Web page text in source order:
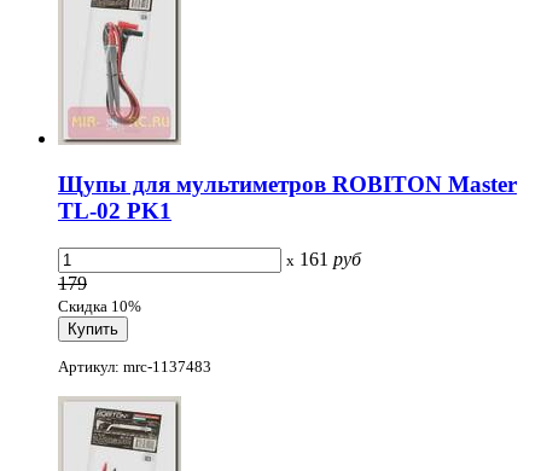
Щупы для мультиметров ROBITON Master
TL-02 PK1
x 161 руб
179
Скидка 10%
Артикул: mrc-1137483